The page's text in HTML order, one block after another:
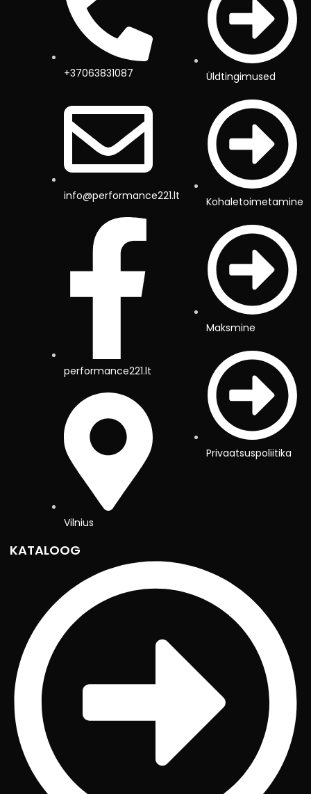
+37063831087
info@performance221.lt
performance221.lt
Vilnius
Üldtingimused
Kohaletoimetamine
Maksmine
Privaatsuspoliitika
KATALOOG